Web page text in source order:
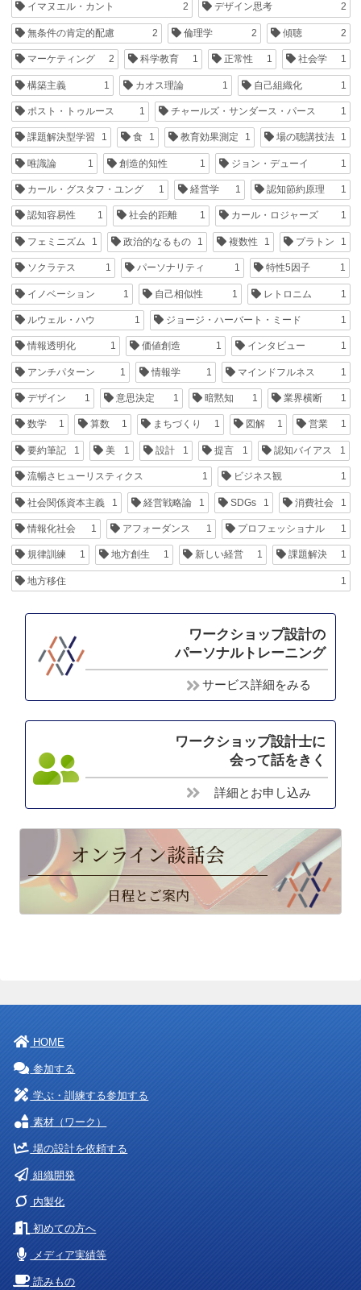
イマヌエル・カント 2 デザイン思考 2
無条件の肯定的配慮 2 倫理学 2 傾聴 2
マーケティング 2 科学教育 1 正常性 1 社会学 1
構築主義 1 カオス理論 1 自己組織化 1
ポスト・トゥルース 1 チャールズ・サンダース・パース 1
課題解決型学習 1 食 1 教育効果測定 1 場の聴講技法 1
唯識論 1 創造的知性 1 ジョン・デューイ 1
カール・グスタフ・ユング 1 経営学 1 認知節約原理 1
認知容易性 1 社会的距離 1 カール・ロジャーズ 1
フェミニズム 1 政治的なるもの 1 複数性 1 プラトン 1
ソクラテス 1 パーソナリティ 1 特性5因子 1
イノベーション 1 自己相似性 1 レトロニム 1
ルウェル・ハウ 1 ジョージ・ハーバート・ミード 1
情報透明化 1 価値創造 1 インタビュー 1
アンチパターン 1 情報学 1 マインドフルネス 1
デザイン 1 意思決定 1 暗黙知 1 業界横断 1
数学 1 算数 1 まちづくり 1 図解 1 営業 1
要約筆記 1 美 1 設計 1 提言 1 認知バイアス 1
流暢さヒューリスティクス 1 ビジネス観 1
社会関係資本主義 1 経営戦略論 1 SDGs 1 消費社会 1
情報化社会 1 アフォーダンス 1 プロフェッショナル 1
規律訓練 1 地方創生 1 新しい経営 1 課題解決 1
地方移住 1
ワークショップ設計の
パーソナルトレーニング
サービス詳細をみる
ワークショップ設計士に
会って話をきく
詳細とお申し込み
オンライン談話会
日程とご案内
HOME
参加する
学ぶ・訓練する参加する
素材（ワーク）
場の設計を依頼する
組織開発
内製化
初めての方へ
メディア実績等
読みもの